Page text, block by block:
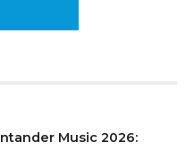
Music 2026: